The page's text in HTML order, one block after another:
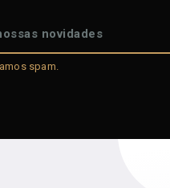
spam.